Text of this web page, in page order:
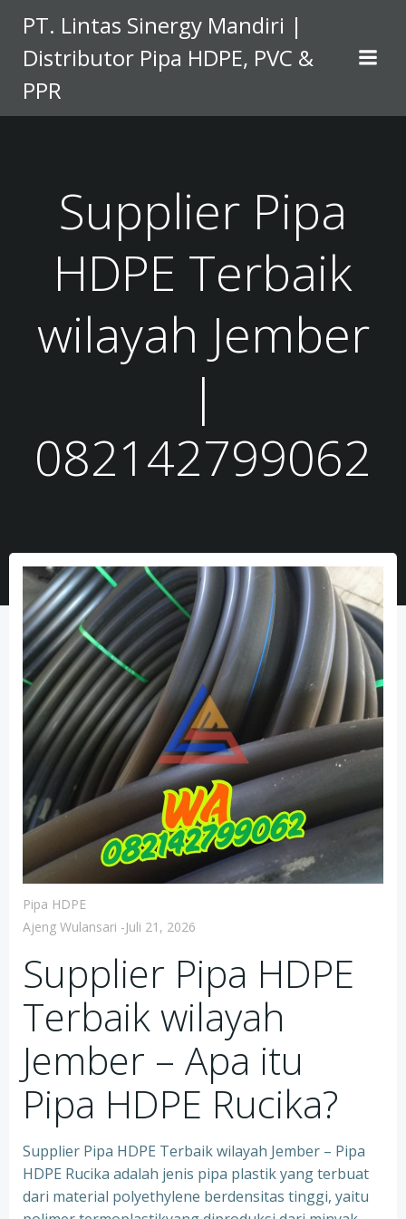
to
content
PT. Lintas Sinergy Mandiri |
Distributor Pipa HDPE, PVC &
PPR
Supplier Pipa
HDPE Terbaik
wilayah Jember
|
082142799062
Pipa HDPE
Ajeng Wulansari -Juli 21, 2026
Supplier Pipa HDPE
Terbaik wilayah
Jember – Apa itu
Pipa HDPE Rucika?
Supplier Pipa HDPE Terbaik wilayah Jember – Pipa
HDPE Rucika adalah jenis pipa plastik yang terbuat
dari material polyethylene berdensitas tinggi, yaitu